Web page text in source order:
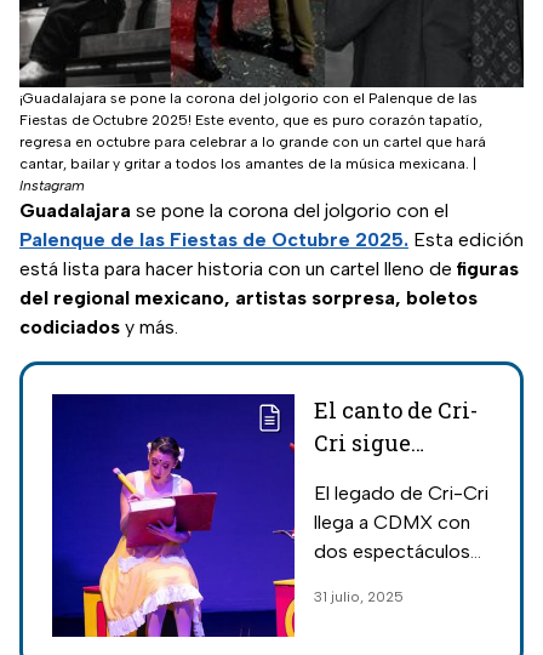
¡Guadalajara se pone la corona del jolgorio con el Palenque de las
Fiestas de Octubre 2025! Este evento, que es puro corazón tapatío,
regresa en octubre para celebrar a lo grande con un cartel que hará
cantar, bailar y gritar a todos los amantes de la música mexicana.
Instagram
Guadalajara se pone la corona del jolgorio con el
Palenque de las Fiestas de Octubre 2025. Esta edición
está lista para hacer historia con un cartel lleno de figuras
del regional mexicano, artistas sorpresa, boletos
codiciados y más.
El canto de Cri-
Cri sigue
CDMX; aquí
fechas y lugares
legado cultura
El legado de Cri-Cri
llega a CDMX con
dos espectáculos
Consulta aquí
31 julio, 2025